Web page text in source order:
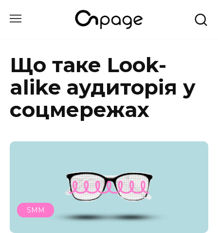
до
Що таке Look-
alike аудиторія у
соцмережах
SMM